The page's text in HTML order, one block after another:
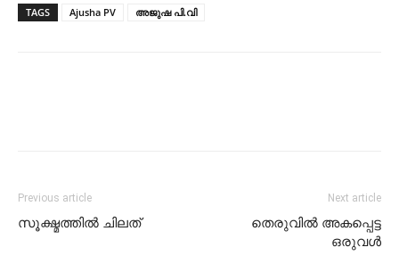
TAGS Ajusha PV അജുഷ പി.വി
Previous article
സൂക്ഷ്മത്തിൽ ചിലത്
Next article
തെരുവിൽ അകപ്പെട്ട
ഒരുവൾ